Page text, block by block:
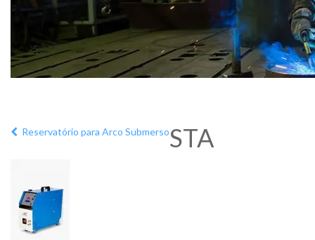
Reservatório para Arco SubmersoSTA